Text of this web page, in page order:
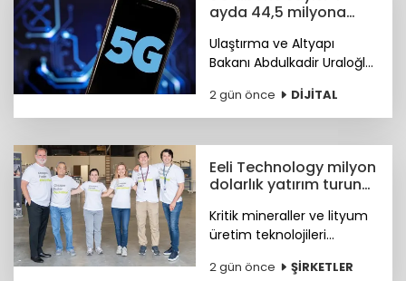
geçiyor.
ayda 44,5 milyona
Ulaştırma ve Altyapı
Bakanı Abdulkadir Uraloğlu,
44,5 milyona ulaştığını
bildirdi.
2 gün önce DİJİTAL
Eeli Technology milyon
dolarlık yatırım turunu
Kritik mineraller ve lityum
üretim teknolojileri
toplam 2 milyon dolar
2 gün önce ŞİRKETLER